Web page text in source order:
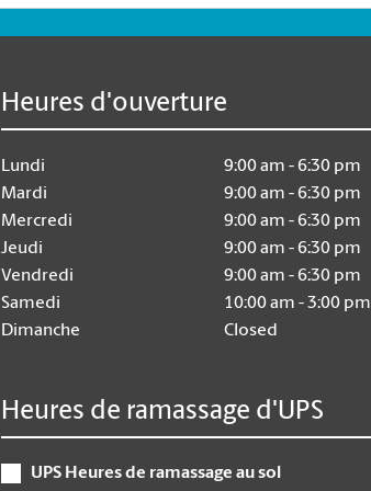
Heures d'ouverture
Lundi
9:00 am - 6:30 pm
Mardi
9:00 am - 6:30 pm
Mercredi
9:00 am - 6:30 pm
Jeudi
9:00 am - 6:30 pm
Vendredi
9:00 am - 6:30 pm
Samedi
10:00 am - 3:00 pm
Dimanche
Closed
Heures de ramassage d'UPS
UPS Heures de ramassage au sol